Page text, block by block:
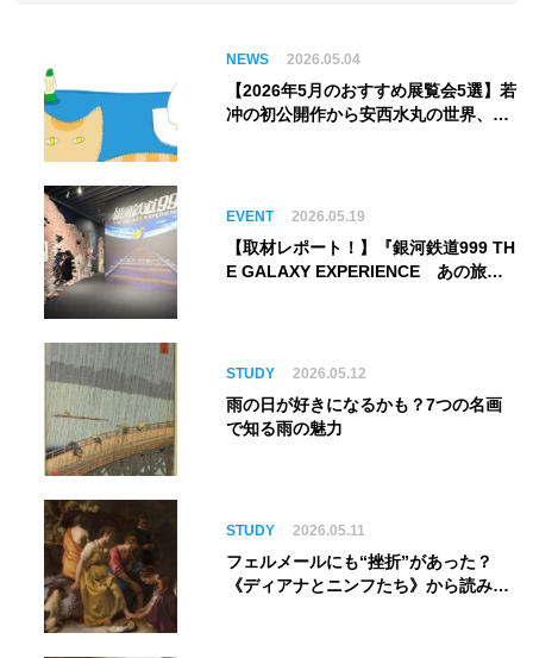
NEWS 2026.05.04
【2026年5月のおすすめ展覧会5選】若
冲の初公開作から安西水丸の世界、そ
EVENT 2026.05.19
【取材レポート！】『銀河鉄道999 TH
E GALAXY EXPERIENCE あの旅
ム】
STUDY 2026.05.12
雨の日が好きになるかも？7つの名画
で知る雨の魅力
STUDY 2026.05.11
フェルメールにも“挫折”があった？
《ディアナとニンフたち》から読み解